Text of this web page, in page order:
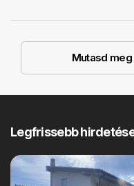
Mutasd
Legfrissebb